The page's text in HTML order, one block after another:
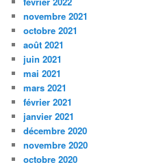
novembre 2021
octobre 2021
août 2021
juin 2021
mai 2021
mars 2021
février 2021
janvier 2021
décembre 2020
novembre 2020
octobre 2020